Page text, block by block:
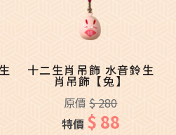
十二生肖吊飾 水音鈴生
肖吊飾【兔】
原價 $ 280
特價 $ 88